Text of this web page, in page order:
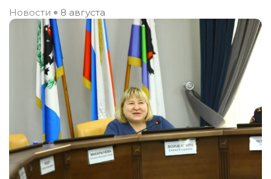
Новости
8 августа